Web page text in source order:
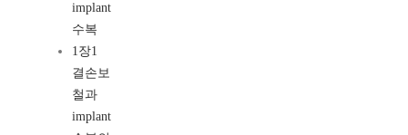
implant
수복
1장1
결손보
철과
implant